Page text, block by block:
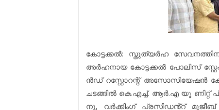
കോട്ടക്കൽ: സ്തുത്യർഹ
അർഹനായ കോട്ടക്കൽ പോലീസ്
ൻഡ് റസ്റ്റോറന്റ് അസോസിയേഷൻ
ചടങ്ങിൽ കെ.എച്ച്. ആർ.എ യൂ ണിറ്റ്
നു, വർക്കിംഗ് പ്രസിഡൻ്റ്